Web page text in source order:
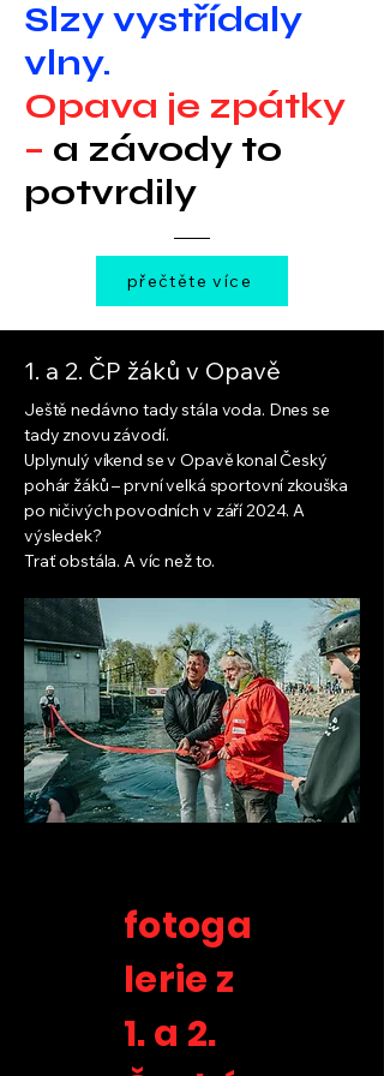
Slzy vystřídaly
vlny.
Opava je zpátky
– a závody to
potvrdily
přečtěte více
1. a 2. ČP žáků v Opavě
Ještě nedávno tady stála voda. Dnes se
tady znovu závodí.
Uplynulý víkend se v Opavě konal Český
pohár žáků – první velká sportovní zkouška
po ničivých povodních v září 2024. A
výsledek?
Trať obstála. A víc než to.
fotoga
lerie z
1. a 2.